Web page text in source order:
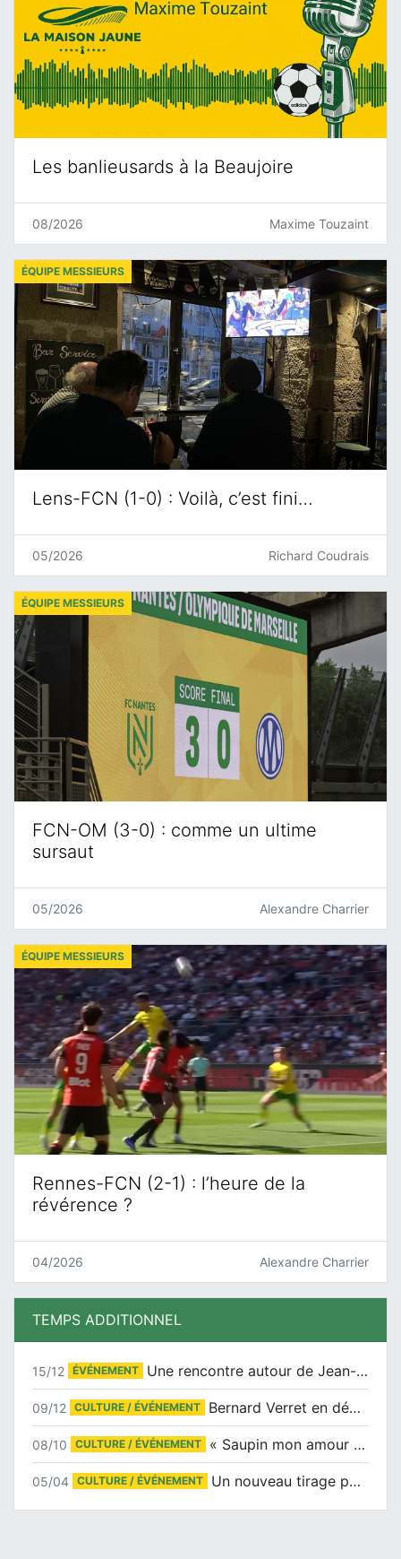
Les banlieusards à la Beaujoire
08/2026 Maxime Touzaint
Lens-FCN (1-0) : Voilà, c’est fini…
ÉQUIPE MESSIEURS
05/2026 Richard Coudrais
FCN-OM (3-0) : comme un ultime
sursaut
ÉQUIPE MESSIEURS
05/2026 Alexandre Charrier
Rennes-FCN (2-1) : l’heure de la
révérence ?
ÉQUIPE MESSIEURS
04/2026 Alexandre Charrier
TEMPS ADDITIONNEL
15/12 ÉVÉNEMENT Une rencontre autour de Jean-Claude Suaudeau
09/12 CULTURE / ÉVÉNEMENT Bernard Verret en dédicaces le samedi 13 décembre à l’Espace Culturel Atlantis
08/10 CULTURE / ÉVÉNEMENT « Saupin mon amour » au salon du livre de Trentemoult
05/04 CULTURE / ÉVÉNEMENT Un nouveau tirage pour le Docu-BD